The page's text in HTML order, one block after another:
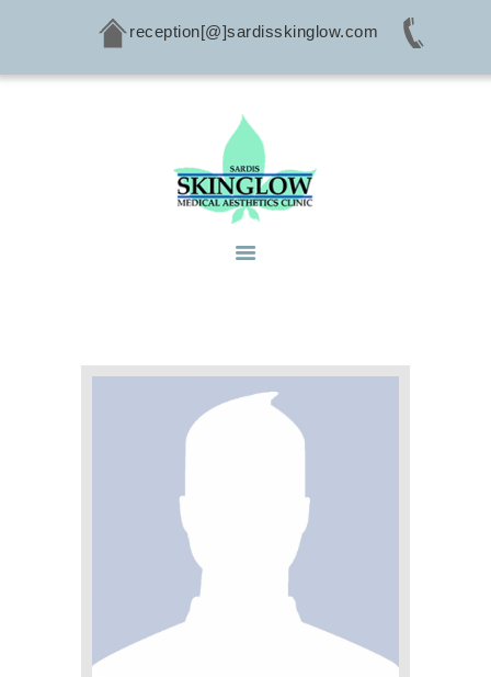
reception[@]sardisskinglow.com
HOME
CONTACTS